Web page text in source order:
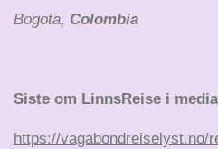
Bogota, Colombia
Siste om LinnsReise i
https://vagabondreiselyst.no/